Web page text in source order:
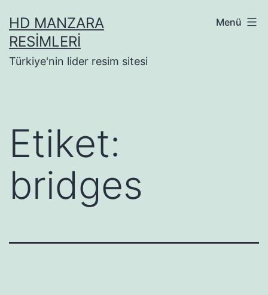
geçHD MANZARA
RESIMLERI
Türkiye'nin lider resim sitesi
Menü
Etiket:
bridges